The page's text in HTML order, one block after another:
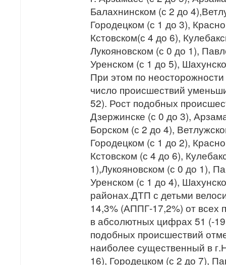
Балахнинском (с 2 до
Городецком (с 1 до 3),
Кстовском(с 4 до 6),
Лукояновском (с 0 до 1),
Уренском (с 1 до 5),
При этом по
число происшествий
52). Рост подобных
Дзержинске (с 0 до 3),
Борском (с 2 до 4),
Городецком (с 1 до 2),
Кстовском (с 4 до 6),
1),Лукояновском (с 0 до 1),
Уренском (с 1 до 4),
районах.ДТП с детьми
14,3% (АППГ-17,2%) от всех
в абсолютных цифрах 51 (-
подобных происшествий
наиболее существенный в
16), Городецком (с 2 до 7),